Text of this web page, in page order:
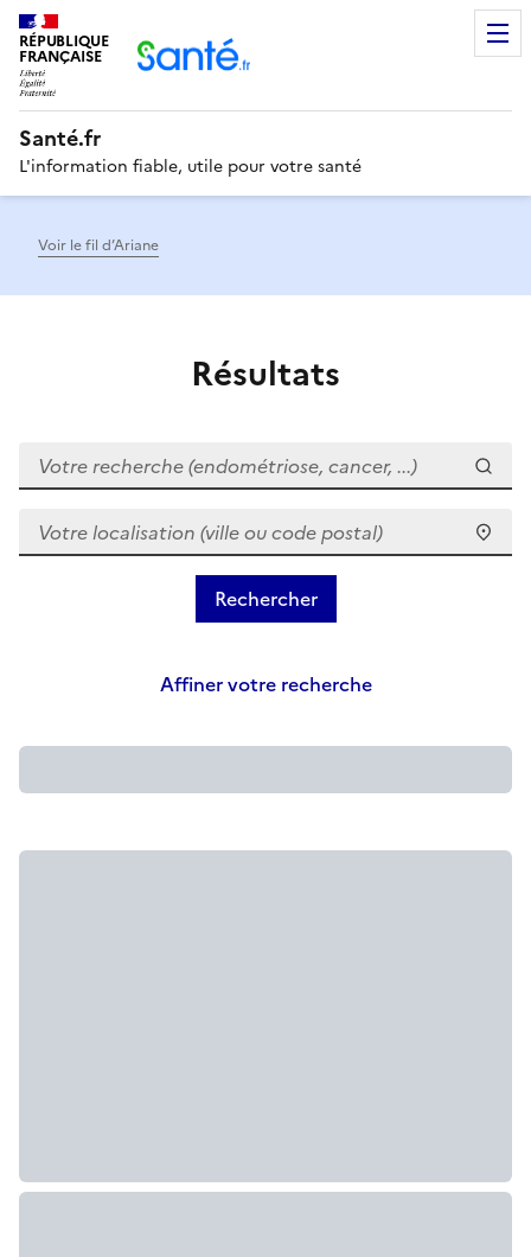
RÉPUBLIQUE
FRANÇAISE
Santé.fr
L'information fiable, utile pour votre santé
Voir le fil d’Ariane
Résultats
Votre recherche (endométriose, cancer, ...)
Votre localisation (ville ou code postal)
Affiner votre recherche